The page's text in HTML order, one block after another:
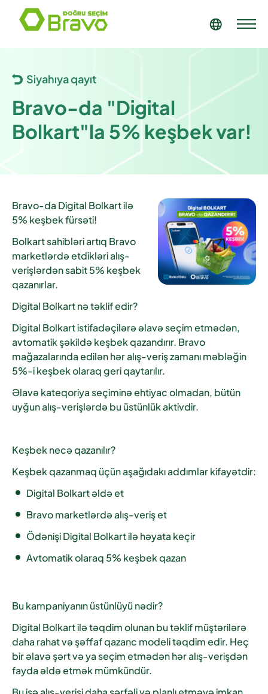
Siyahıya qayıt
Bravo-da "Digital
Bolkart"la 5% keşbek var!
Bravo-da Digital Bolkart ilə
5% keşbek fürsəti!
Bolkart sahibləri artıq Bravo
marketlərdə etdikləri alış-
verişlərdən sabit 5% keşbek
qazanırlar.
Digital Bolkart nə təklif edir?
Digital Bolkart istifadəçilərə əlavə seçim etmədən,
avtomatik şəkildə keşbek qazandırır. Bravo
mağazalarında edilən hər alış-veriş zamanı məbləğin
5%-i keşbek olaraq geri qaytarılır.
Əlavə kateqoriya seçiminə ehtiyac olmadan, bütün
uyğun alış-verişlərdə bu üstünlük aktivdir.
Keşbek necə qazanılır?
Keşbek qazanmaq üçün aşağıdakı addımlar kifayətdir:
Digital Bolkart əldə et
Bravo marketlərdə alış-veriş et
Ödənişi Digital Bolkart ilə həyata keçir
Avtomatik olaraq 5% keşbek qazan
Bu kampaniyanın üstünlüyü nədir?
Digital Bolkart ilə təqdim olunan bu təklif müştərilərə
daha rahat və şəffaf qazanc modeli təqdim edir. Heç
bir əlavə şərt və ya seçim etmədən hər alış-verişdən
fayda əldə etmək mümkündür.